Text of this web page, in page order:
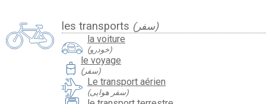
les transports (سفر)
la voiture
(خودرو)
travel_luggage_and_bags le voyage
(سفر)
Le transport aérien
(سفر هوایی)